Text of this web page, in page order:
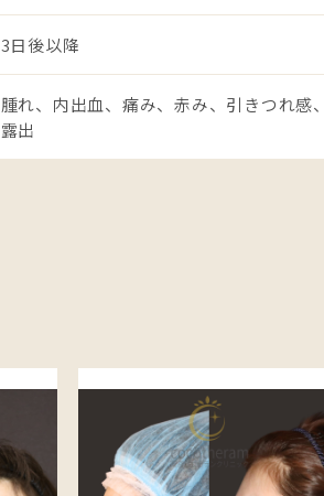
3日後以降
腫れ、内出血、痛み、赤み、引きつれ
露出